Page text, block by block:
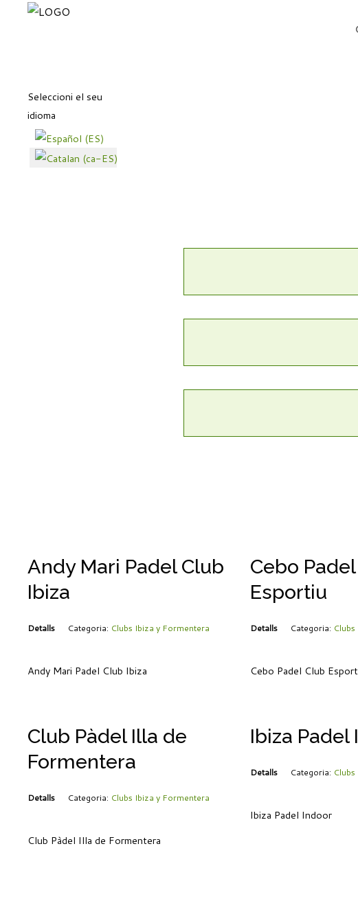
Seleccioni el seu
idioma
Andy Mari Padel Club
Ibiza
Detalls Categoria: Clubs Ibiza y Formentera
Andy Mari Padel Club Ibiza
Cebo
Esportiu
Detalls Categoria:
Cebo Padel Club
Club Pàdel Illa de
Formentera
Detalls Categoria: Clubs Ibiza y Formentera
Club Pàdel Illa de Formentera
Ibiza Padel
Detalls Categoria:
Ibiza Padel Indoor